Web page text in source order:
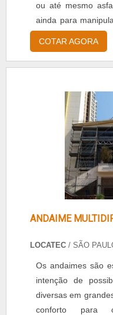
ou até mesmo
ainda para
seja possível
em materiais
utilizadas pelas
transformar
os que já estão
COTAR AGORA
ANDAIME
LOCATEC / SÃO
Os andaimes são
intenção de
diversas em
conforto para